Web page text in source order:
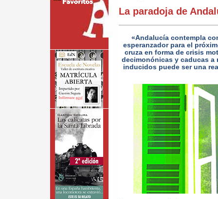
La paradoja de
«Andalucía contempla
esperanzador para el
cruza en forma de crisis
decimonónicas y caducas a
inducidos puede ser una